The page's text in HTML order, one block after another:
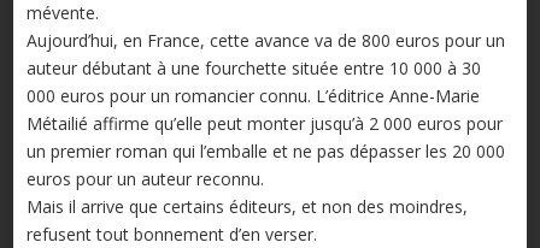
mévente.
Aujourd’hui, en France, cette avance va de 800 euros pour un
auteur débutant à une fourchette située entre 10 000 à 30
000 euros pour un romancier connu. L’éditrice Anne-Marie
Métailié affirme qu’elle peut monter jusqu’à 2 000 euros pour
un premier roman qui l’emballe et ne pas dépasser les 20 000
euros pour un auteur reconnu.
Mais il arrive que certains éditeurs, et non des moindres,
refusent tout bonnement d’en verser.